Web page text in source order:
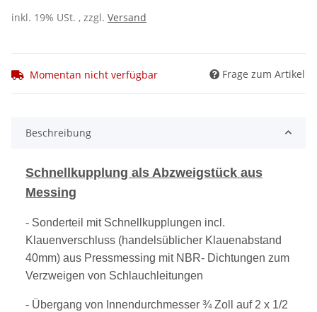
inkl. 19% USt. , zzgl. Versand
Momentan nicht verfügbar Frage zum Artikel
Beschreibung
Schnellkupplung als Abzweigstück aus
Messing
- Sonderteil mit Schnellkupplungen incl.
Klauenverschluss (handelsüblicher Klauenabstand
40mm) aus Pressmessing mit NBR- Dichtungen zum
Verzweigen von Schlauchleitungen
- Übergang von Innendurchmesser ¾ Zoll auf 2 x 1/2